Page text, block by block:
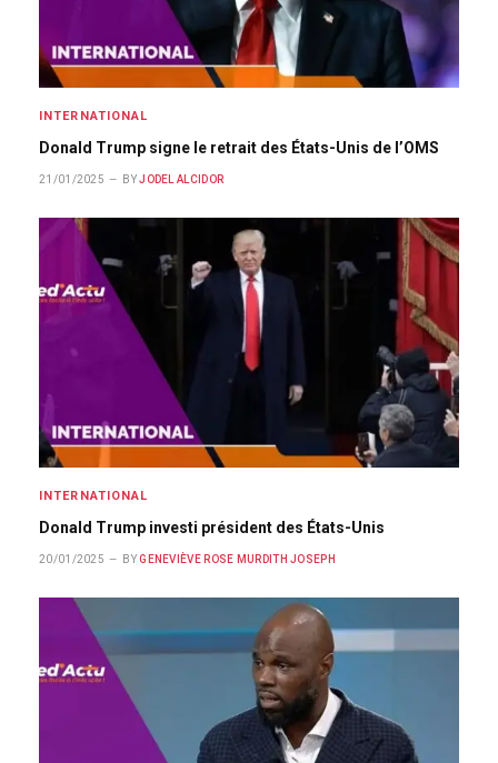
INTERNATIONAL
Donald Trump signe le retrait des États-Unis de l’OMS
21/01/2025 BY JODEL ALCIDOR
INTERNATIONAL
Donald Trump investi président des États-Unis
20/01/2025 BY GENEVIÈVE ROSE MURDITH JOSEPH